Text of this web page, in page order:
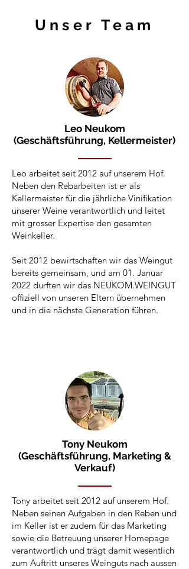
Unser Team
Leo Neukom
(Geschäftsführung, Kellermeister)
Leo arbeitet seit 2012 auf unserem Hof.
Neben den Rebarbeiten ist er als
Kellermeister für die jährliche Vinifikation
unserer Weine verantwortlich und leitet
mit grosser Expertise den gesamten
Weinkeller.
Seit 2012 bewirtschaften wir das Weingut
bereits gemeinsam, und am 01. Januar
2022 durften wir das NEUKOM.WEINGUT
offiziell von unseren Eltern übernehmen
und in die nächste Generation führen.
Tony Neukom
(Geschäftsführung, Marketing &
Verkauf)
Tony arbeitet seit 2012 auf unserem Hof.
Neben seinen Aufgaben in den Reben und
im Keller ist er zudem für das Marketing
sowie die Betreuung unserer Homepage
verantwortlich und trägt damit wesentlich
zum Auftritt unseres Weinguts nach aussen